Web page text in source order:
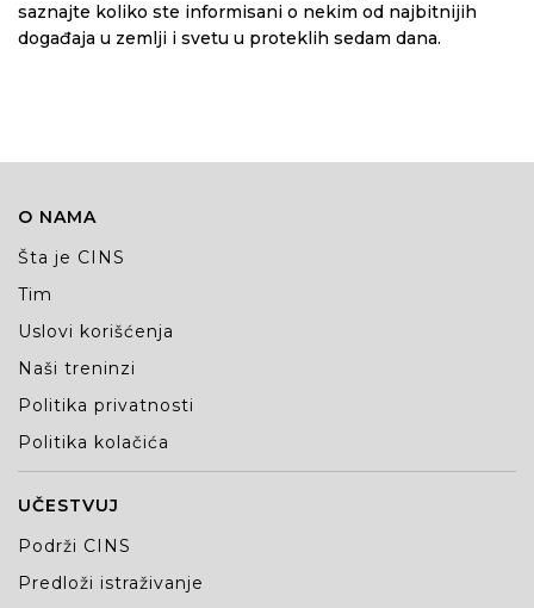
saznajte koliko ste informisani o nekim od najbitnijih
događaja u zemlji i svetu u proteklih sedam dana.
O NAMA
Šta je CINS
Tim
Uslovi korišćenja
Naši treninzi
Politika privatnosti
Politika kolačića
UČESTVUJ
Podrži CINS
Predloži istraživanje